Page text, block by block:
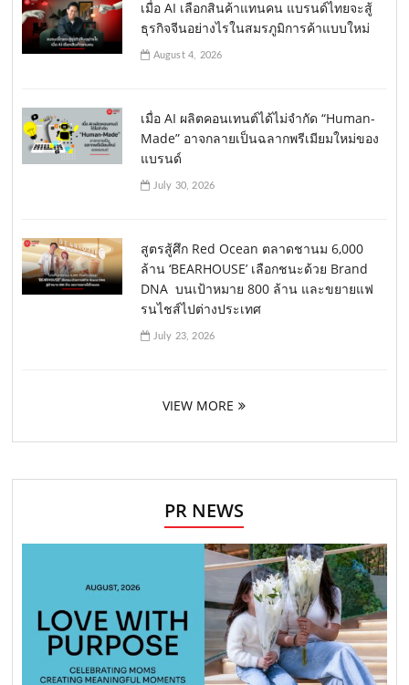
เมื่อ AI เลือกสินค้าแทนคน แบรนด์ไทยจะสู้
ธุรกิจจีนอย่างไรในสมรภูมิการค้าแบบใหม่
August 4, 2026
เมื่อ AI ผลิตคอนเทนต์ได้ไม่จำกัด “Human-
Made” อาจกลายเป็นฉลากพรีเมียมใหม่ของ
แบรนด์
July 30, 2026
สูตรสู้ศึก Red Ocean ตลาดชานม 6,000
ล้าน ‘BEARHOUSE’ เลือกชนะด้วย Brand
DNA บนเป้าหมาย 800 ล้าน และขยายแฟ
รนไชส์ไปต่างประเทศ
July 23, 2026
VIEW MORE
PR NEWS